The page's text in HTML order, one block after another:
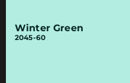
Winter Green
2045-60